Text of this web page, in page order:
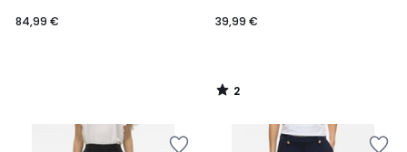
84,99 €
39,99 €
2
/